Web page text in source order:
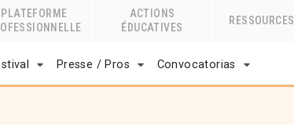
PLATEFORME
ACTIONS
ÉDUCATIVES
RESSOURCES
Presse / Pros Convocatorias